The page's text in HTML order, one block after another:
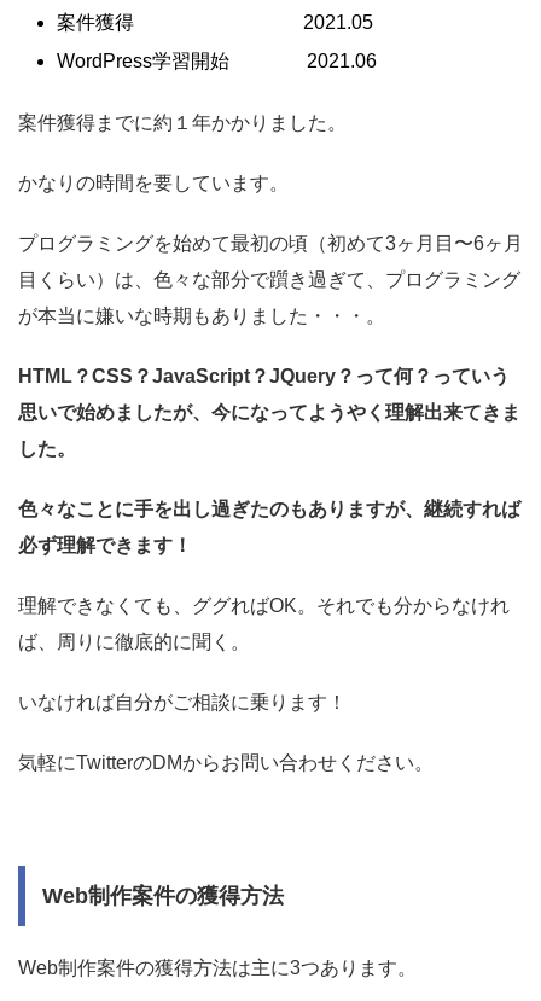
案件獲得 2021.05
WordPress学習開始 2021.06
案件獲得までに約１年かかりました。
かなりの時間を要しています。
プログラミングを始めて最初の頃（初めて3ヶ月目〜6ヶ月
目くらい）は、色々な部分で躓き過ぎて、プログラミング
が本当に嫌いな時期もありました・・・。
HTML？CSS？JavaScript？JQuery？って何？っていう
思いで始めましたが、今になってようやく理解出来てきま
した。
色々なことに手を出し過ぎたのもありますが、継続すれば
必ず理解できます！
理解できなくても、ググればOK。それでも分からなけれ
ば、周りに徹底的に聞く。
いなければ自分がご相談に乗ります！
気軽にTwitterのDMからお問い合わせください。
Web制作案件の獲得方法
Web制作案件の獲得方法は主に3つあります。